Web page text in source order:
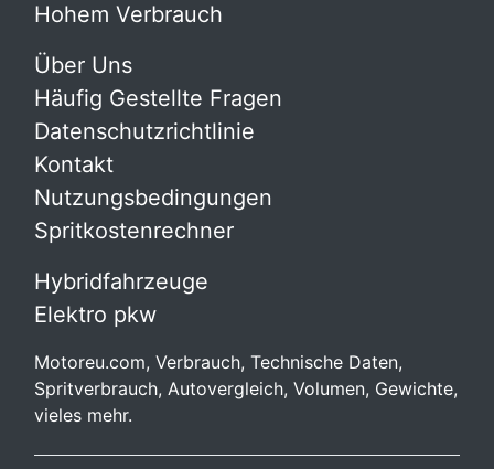
Hohem Verbrauch
Über Uns
Häufig Gestellte Fragen
Datenschutzrichtlinie
Kontakt
Nutzungsbedingungen
Spritkostenrechner
Hybridfahrzeuge
Elektro pkw
Motoreu.com, Verbrauch, Technische Daten,
Spritverbrauch, Autovergleich, Volumen, Gewichte,
vieles mehr.